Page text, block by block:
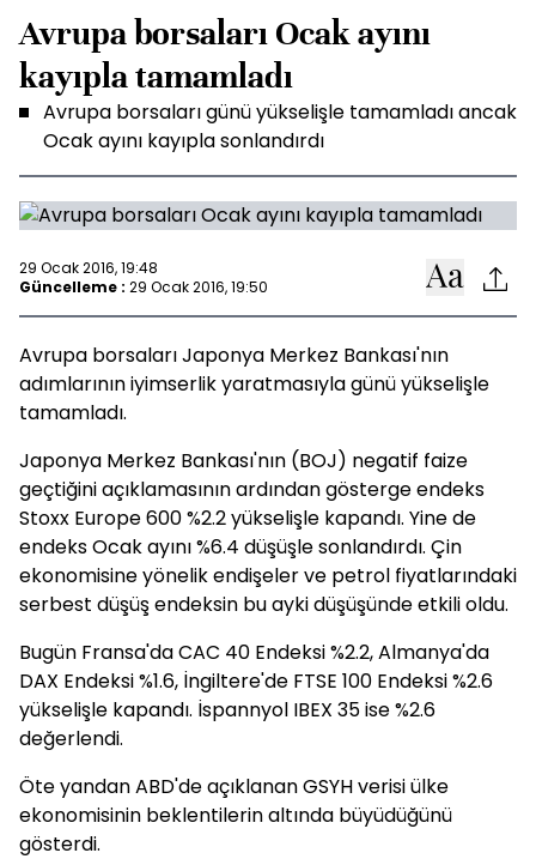
Avrupa borsaları Ocak ayını
kayıpla tamamladı
Avrupa borsaları günü yükselişle tamamladı ancak
Ocak ayını kayıpla sonlandırdı
29 Ocak 2016, 19:48
Güncelleme : 29 Ocak 2016, 19:50
Avrupa borsaları Japonya Merkez Bankası'nın
adımlarının iyimserlik yaratmasıyla günü yükselişle
tamamladı.
Japonya Merkez Bankası'nın (BOJ) negatif faize
geçtiğini açıklamasının ardından gösterge endeks
Stoxx Europe 600 %2.2 yükselişle kapandı. Yine de
endeks Ocak ayını %6.4 düşüşle sonlandırdı. Çin
ekonomisine yönelik endişeler ve petrol fiyatlarındaki
serbest düşüş endeksin bu ayki düşüşünde etkili oldu.
Bugün Fransa'da CAC 40 Endeksi %2.2, Almanya'da
DAX Endeksi %1.6, İngiltere'de FTSE 100 Endeksi %2.6
yükselişle kapandı. İspannyol IBEX 35 ise %2.6
değerlendi.
Öte yandan ABD'de açıklanan GSYH verisi ülke
ekonomisinin beklentilerin altında büyüdüğünü
gösterdi.